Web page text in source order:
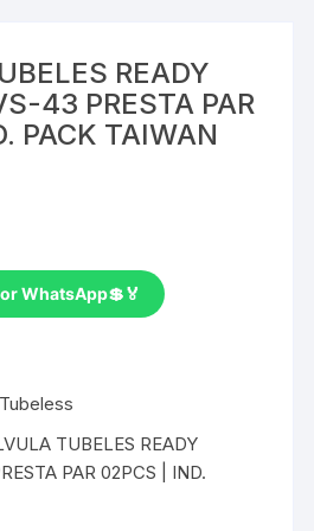
READY
43 PRESTA PAR
PACK TAIWAN
WhatsApp💲🏅
TUBELES READY
PAR 02PCS | IND.